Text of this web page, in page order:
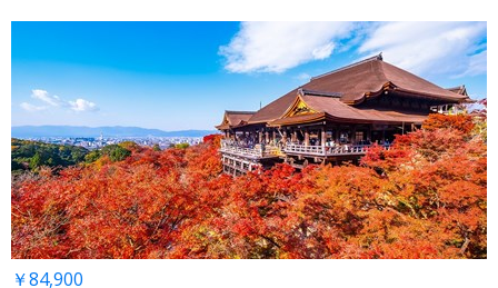
￥84,900